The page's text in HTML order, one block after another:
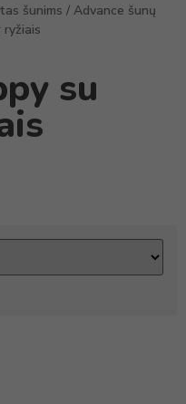
šunims / Advance šunų
su